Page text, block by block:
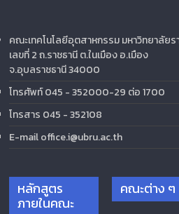
คณะเทคโนโลยีอุตสาหกรรม มหาวิทยาลัย
เลขที่ 2 ถ.ราชธานี ต.ในเมือง อ.เมือง
จ.อุบลราชธานี 34000
โทรศัพท์ 045 - 352000-29 ต่อ 1700
โทรสาร 045 - 352108
E-mail office.i@ubru.ac.th
หลักสูตร
ภายในคณะ
คณะต่าง ๆ